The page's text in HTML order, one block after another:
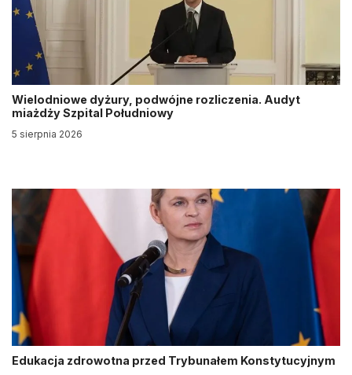
Wielodniowe dyżury, podwójne rozliczenia. Audyt
miażdży Szpital Południowy
5 sierpnia 2026
Edukacja zdrowotna przed Trybunałem Konstytucyjnym